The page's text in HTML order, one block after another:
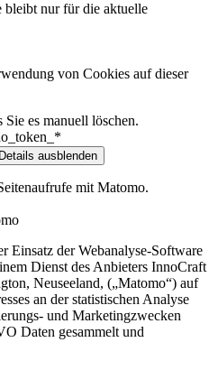
bleibt nur für die aktuelle
von Cookies auf dieser
Sie es manuell löschen.
Details ausblenden
mit Matomo.
Einsatz der Webanalyse-Software
Dienst des Anbieters InnoCraft
Neuseeland, („Matomo“) auf
an der statistischen Analyse
und Marketingzwecken
Daten gesammelt und